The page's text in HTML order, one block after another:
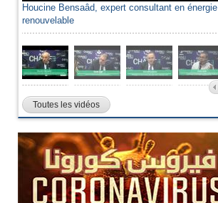
Houcine Bensaâd, expert consultant en énergie
renouvelable
Toutes les vidéos